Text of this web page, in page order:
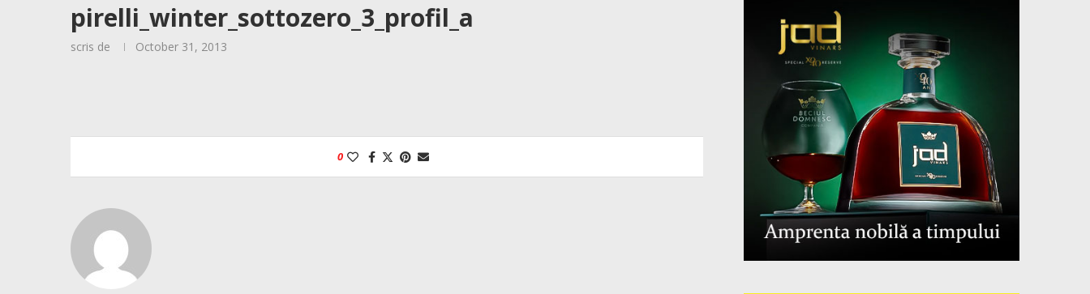
pirelli_winter_sottozero_3_profil_a
scris de October 31, 2013
0